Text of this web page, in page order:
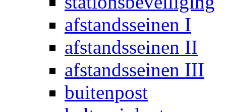
afstandsseinen I
afstandsseinen II
afstandsseinen III
buitenpost